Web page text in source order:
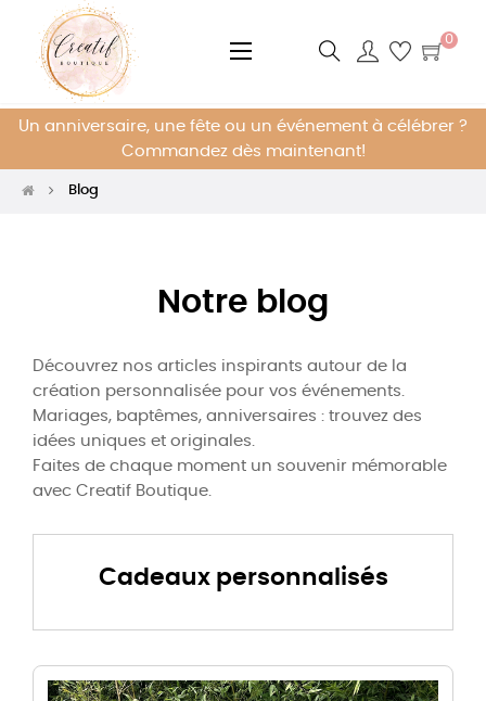
Basculer
☰
0
Un anniversaire, une fête ou un événement à célébrer ?
Commandez dès maintenant!
Blog
Notre blog
Découvrez nos articles inspirants autour de la
création personnalisée pour vos événements.
Mariages, baptêmes, anniversaires : trouvez des
idées uniques et originales.
Faites de chaque moment un souvenir mémorable
avec Creatif Boutique.
Cadeaux personnalisés